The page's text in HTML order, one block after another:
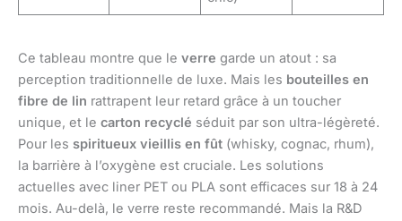
Ce tableau montre que le verre garde un atout : sa
perception traditionnelle de luxe. Mais les bouteilles en
fibre de lin rattrapent leur retard grâce à un toucher
unique, et le carton recyclé séduit par son ultra-légèreté.
Pour les spiritueux vieillis en fût (whisky, cognac, rhum),
la barrière à l’oxygène est cruciale. Les solutions
actuelles avec liner PET ou PLA sont efficaces sur 18 à 24
mois. Au-delà, le verre reste recommandé. Mais la R&D